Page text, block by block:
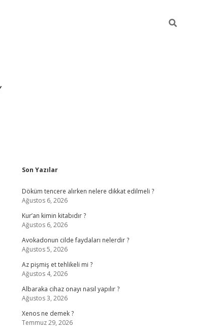
Sidebar
Son Yazılar
Döküm tencere alırken nelere dikkat edilmeli ?
Ağustos 6, 2026
Kur’an kimin kitabıdır ?
Ağustos 6, 2026
Avokadonun cilde faydaları nelerdir ?
Ağustos 5, 2026
Az pişmiş et tehlikeli mi ?
Ağustos 4, 2026
Albaraka cihaz onayı nasıl yapılır ?
Ağustos 3, 2026
Xenos ne demek ?
Temmuz 29, 2026